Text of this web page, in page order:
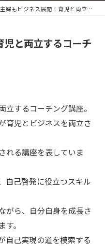
主婦もビジネス展開！育児と両立するコーチング講座
と両立するコーチ
するコーチング講座。
育児とビジネスを両立さ
れる講座を表していま
自己啓発に役立つスキル
がら、自分自身を成長さ
。
自己実現の道を模索する